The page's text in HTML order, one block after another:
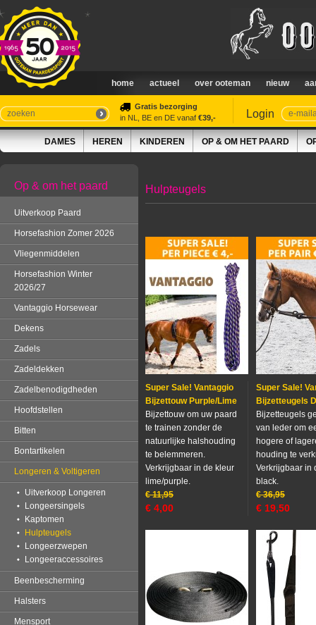
home actueel over ooteman nieuw
Gratis bezorging
in NL, BE en DE vanaf €39,- Login
DAMES HEREN KINDEREN OP & OM HET PAARD
Op & om het paard
Uitverkoop Paard
Horsefashion Zomer 2026
Vliegenmiddelen
Horsefashion Winter
2026/27
Vantaggio Horsewear
Dekens
Zadels
Zadeldekken
Zadelbenodigdheden
Hoofdstellen
Bitten
Bontartikelen
Longeren & Voltigeren
Uitverkoop Longeren
Longeersingels
Kaptomen
Hulpteugels
Longeerzwepen
Longeeraccessoires
Beenbescherming
Halsters
Mensport
Hulpteugels
Super Sale! Vantaggio
Bijzettouw Purple/Lime
Bijzettouw om uw paard
te trainen zonder de
natuurlijke halshouding
te belemmeren.
Verkrijgbaar in de kleur
lime/purple.
€ 11,95
€ 4,00
Super Sale!
Bijzetteugels
Bijzetteugels
van leder om
hogere of
houding te
Verkrijgbaar in
black.
€ 36,95
€ 19,50